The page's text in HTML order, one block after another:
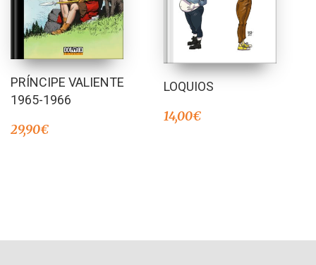
PRÍNCIPE VALIENTE
1965-1966
29,90€
LOQUIOS
14,00€